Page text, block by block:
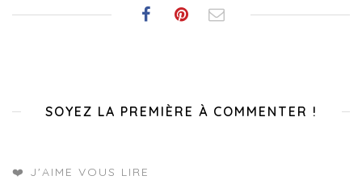
SOYEZ LA PREMIÈRE À COMMENTER !
❤️ J'AIME VOUS LIRE